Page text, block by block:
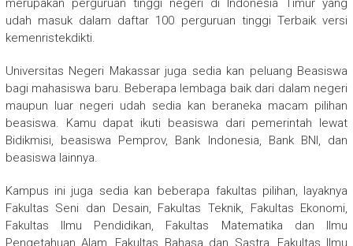
merupakan perguruan tinggi negeri di Indonesia Timur yang
udah masuk dalam daftar 100 perguruan tinggi Terbaik versi
kemenristekdikti.
Universitas Negeri Makassar juga sedia kan peluang Beasiswa
bagi mahasiswa baru. Beberapa lembaga baik dari dalam negeri
maupun luar negeri udah sedia kan beraneka macam pilihan
beasiswa. Kamu dapat ikuti beasiswa dari pemerintah lewat
Bidikmisi, beasiswa Pemprov, Bank Indonesia, Bank BNI, dan
beasiswa lainnya.
Kampus ini juga sedia kan beberapa fakultas pilihan, layaknya
Fakultas Seni dan Desain, Fakultas Teknik, Fakultas Ekonomi,
Fakultas Ilmu Pendidikan, Fakultas Matematika dan Ilmu